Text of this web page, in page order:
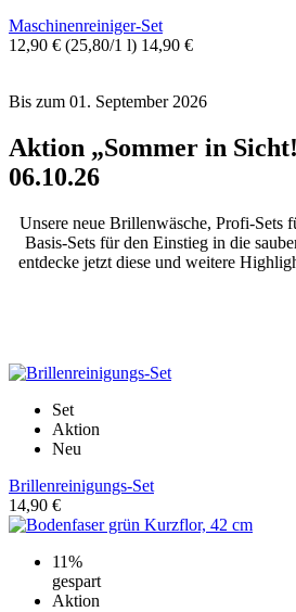
Maschinenreiniger-Set
12,90 € (25,80/1 l) 14,90 €
Bis zum 01. September 2026
Aktion „Sommer in
06.10.26
Unsere neue Brillenwäsche, Profi-Sets
Basis-Sets für den Einstieg in die
entdecke jetzt diese und weitere
Set
Aktion
Neu
Brillenreinigungs-Set
14,90 €
11%
gespart
Aktion